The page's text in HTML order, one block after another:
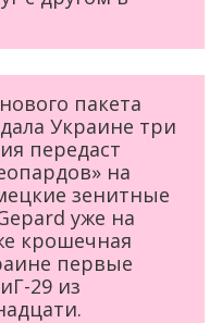
пакета
Украине три
передаст
на
зенитные
уже на
крошечная
первые
29 из